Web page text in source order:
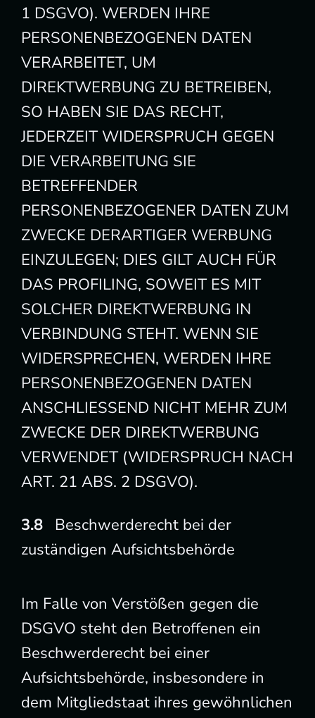
1 DSGVO). WERDEN IHRE
PERSONENBEZOGENEN DATEN
VERARBEITET, UM
DIREKTWERBUNG ZU BETREIBEN,
SO HABEN SIE DAS RECHT,
JEDERZEIT WIDERSPRUCH GEGEN
DIE VERARBEITUNG SIE
BETREFFENDER
PERSONENBEZOGENER DATEN ZUM
ZWECKE DERARTIGER WERBUNG
EINZULEGEN; DIES GILT AUCH FÜR
DAS PROFILING, SOWEIT ES MIT
SOLCHER DIREKTWERBUNG IN
VERBINDUNG STEHT. WENN SIE
WIDERSPRECHEN, WERDEN IHRE
PERSONENBEZOGENEN DATEN
ANSCHLIESSEND NICHT MEHR ZUM
ZWECKE DER DIREKTWERBUNG
VERWENDET (WIDERSPRUCH NACH
ART. 21 ABS. 2 DSGVO).
Beschwerde­recht bei der
zuständigen Aufsichts­behörde
Im Falle von Verstößen gegen die
DSGVO steht den Betroffenen ein
Beschwerderecht bei einer
Aufsichtsbehörde, insbesondere in
dem Mitgliedstaat ihres gewöhnlichen